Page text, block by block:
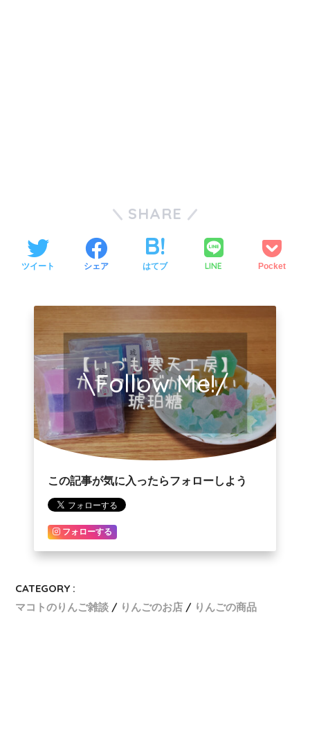
SHARE
ツイート シェア はてブ LINE Pocket
\Follow Me!/
この記事が気に入ったらフォローしよう
フォローする
CATEGORY :
マコトのりんご雑談
りんごのお店 りんごの商品